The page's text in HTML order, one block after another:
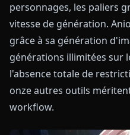
personnages, les paliers
vitesse de génération.
grâce à sa génération
générations illimitées sur
l'absence totale de
onze autres outils
workflow.